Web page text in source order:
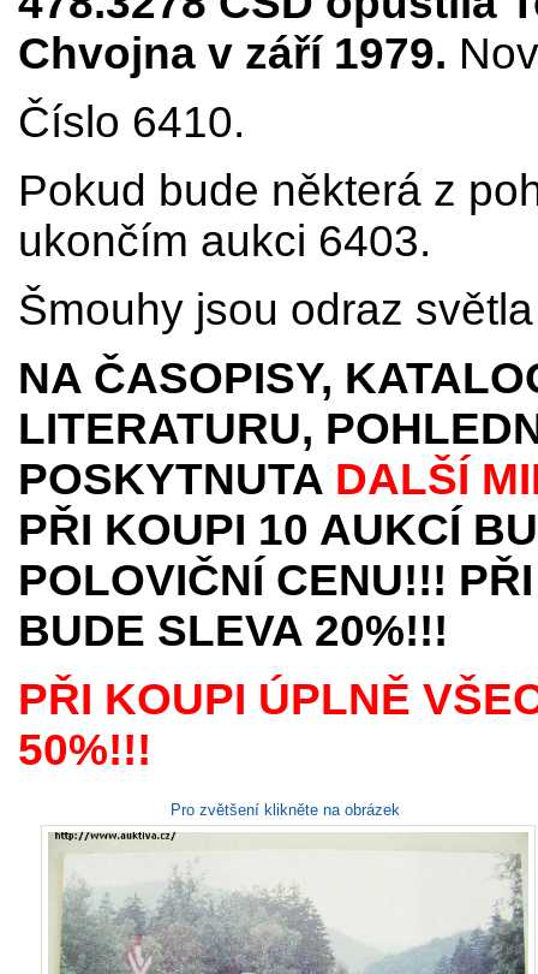
Chvojna v září 1979.
Číslo 6410.
Pokud bude některá z
ukončím aukci 6403.
Šmouhy jsou odraz
NA ČASOPISY,
LITERATURU,
POSKYTNUTA DALŠÍ
PŘI KOUPI 10 AUKCÍ
POLOVIČNÍ CENU!!!
BUDE SLEVA 20%!!!
PŘI KOUPI ÚPLNĚ
50%!!!
Pro zvětšení klikněte na obrázek